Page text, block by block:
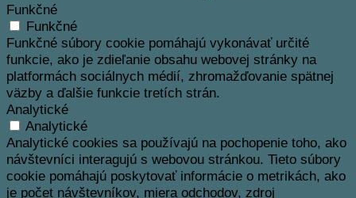
Funkčné
Funkčné
Funkčné súbory cookie pomáhajú vykonávať určité
funkcie, ako je zdieľanie obsahu webovej stránky na
platformách sociálnych médií, zhromažďovanie spätnej
väzby a ďalšie funkcie tretích strán.
Analytické
Analytické
Analytické cookies sa používajú na pochopenie toho, ako
návštevníci interagujú s webovou stránkou. Tieto súbory
cookie pomáhajú poskytovať informácie o metrikách, ako
je počet návštevníkov, miera odchodov, zdroj